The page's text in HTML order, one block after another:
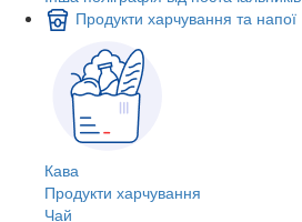
Продукти харчування та напої
Кава
Продукти харчування
Чай